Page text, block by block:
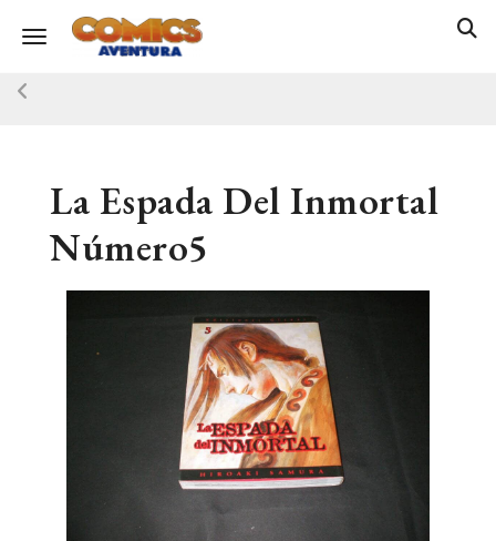
Toggle navigation
La Espada Del Inmortal
Número5